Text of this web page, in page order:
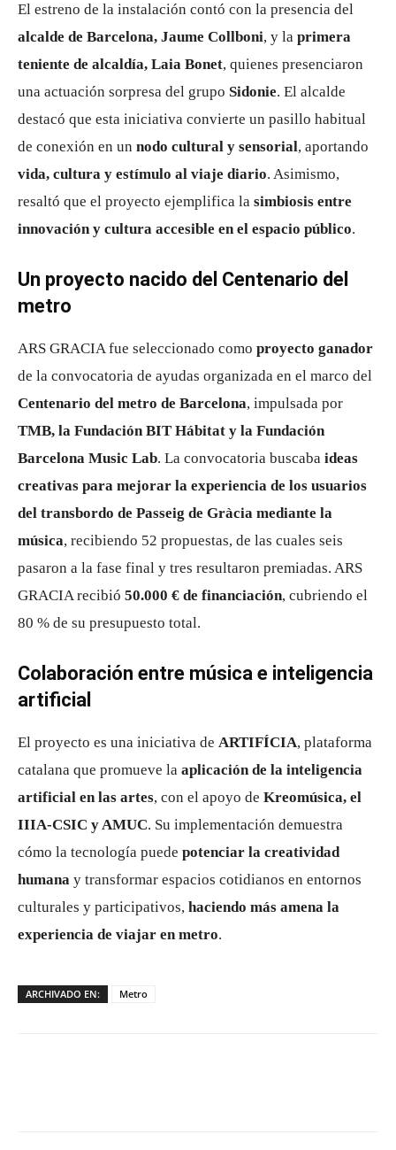
El estreno de la instalación contó con la presencia del
alcalde de Barcelona, Jaume Collboni, y la primera
teniente de alcaldía, Laia Bonet, quienes presenciaron
una actuación sorpresa del grupo Sidonie. El alcalde
destacó que esta iniciativa convierte un pasillo habitual
de conexión en un nodo cultural y sensorial, aportando
vida, cultura y estímulo al viaje diario. Asimismo,
resaltó que el proyecto ejemplifica la simbiosis entre
innovación y cultura accesible en el espacio público.
Un proyecto nacido del Centenario del
metro
ARS GRACIA fue seleccionado como proyecto ganador
de la convocatoria de ayudas organizada en el marco del
Centenario del metro de Barcelona, impulsada por
TMB, la Fundación BIT Hábitat y la Fundación
Barcelona Music Lab. La convocatoria buscaba ideas
creativas para mejorar la experiencia de los usuarios
del transbordo de Passeig de Gràcia mediante la
música, recibiendo 52 propuestas, de las cuales seis
pasaron a la fase final y tres resultaron premiadas. ARS
GRACIA recibió 50.000 € de financiación, cubriendo el
80 % de su presupuesto total.
Colaboración entre música e inteligencia
artificial
El proyecto es una iniciativa de ARTIFÍCIA, plataforma
catalana que promueve la aplicación de la inteligencia
artificial en las artes, con el apoyo de Kreomúsica, el
IIIA-CSIC y AMUC. Su implementación demuestra
cómo la tecnología puede potenciar la creatividad
humana y transformar espacios cotidianos en entornos
culturales y participativos, haciendo más amena la
experiencia de viajar en metro.
ARCHIVADO EN: Metro